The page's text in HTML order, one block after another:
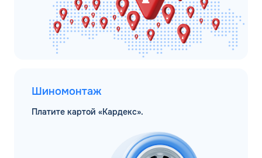
Шиномонтаж
Платите картой «Кардекс».